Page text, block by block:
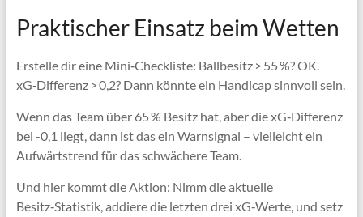
Praktischer Einsatz beim Wetten
Erstelle dir eine Mini‑Checkliste: Ballbesitz > 55 %? OK.
xG‑Differenz > 0,2? Dann könnte ein Handicap sinnvoll sein.
Wenn das Team über 65 % Besitz hat, aber die xG‑Differenz
bei -0,1 liegt, dann ist das ein Warnsignal – vielleicht ein
Aufwärtstrend für das schwächere Team.
Und hier kommt die Aktion: Nimm die aktuelle
Besitz‑Statistik, addiere die letzten drei xG‑Werte, und setz